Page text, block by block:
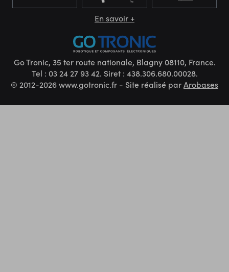
En savoir +
Go Tronic, 35 ter route nationale, Blagny 08110, France.
Tel : 03 24 27 93 42. Siret : 438.306.680.00028.
© 2012-2026 www.gotronic.fr - Site réalisé parArobases